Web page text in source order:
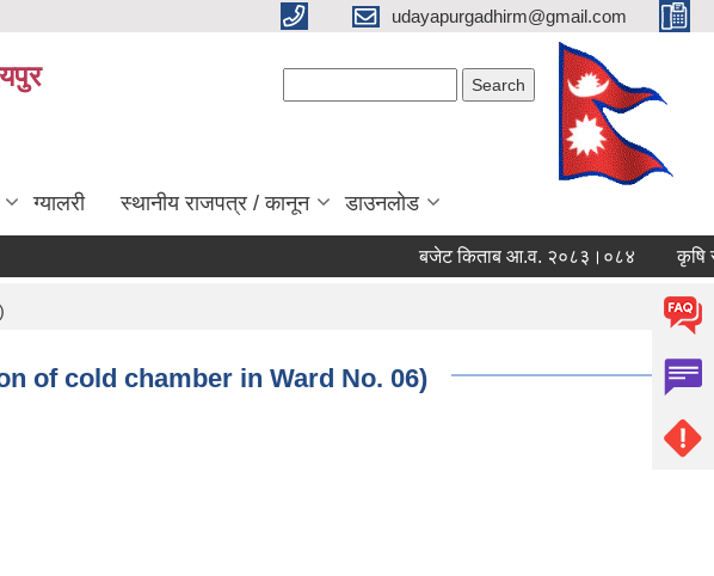
udayapurgadhirm@gmail.com
ग्यालरी स्थानीय राजपत्र / कानून डाउनलोड
बजेट किताब आ.व. २०८३।०८४ कृषि
of cold chamber in Ward No. 06)